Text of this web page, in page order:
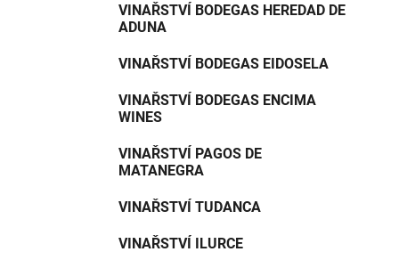
VINAŘSTVÍ BODEGAS HEREDAD DE
ADUNA
VINAŘSTVÍ BODEGAS EIDOSELA
VINAŘSTVÍ BODEGAS ENCIMA
WINES
VINAŘSTVÍ PAGOS DE
MATANEGRA
VINAŘSTVÍ TUDANCA
VINAŘSTVÍ ILURCE